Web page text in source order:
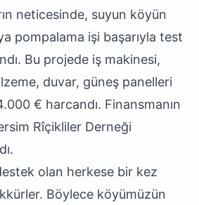
neticesinde, suyun köyün
pompalama işi başarıyla test
Bu projede iş makinesi,
duvar, güneş panelleri
€ harcandı. Finansmanın
Rîçikliler Derneği
olan herkese bir kez
Böylece köyümüzün